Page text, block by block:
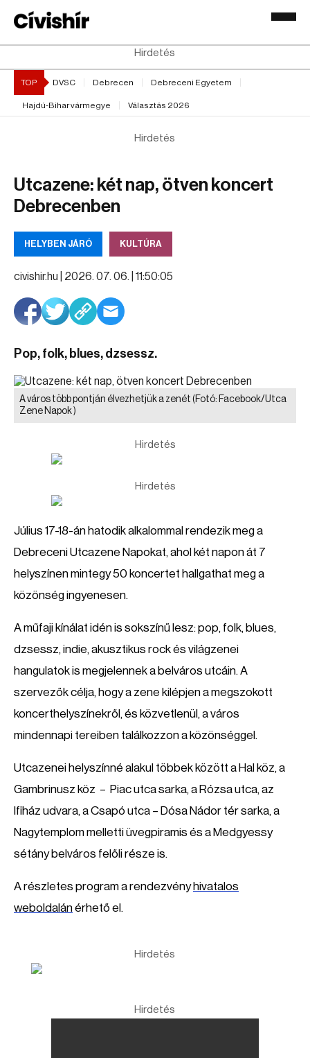
Hirdetés
TOP DVSC Debrecen Debreceni Egyetem
Hajdú-Bihar vármegye Választás 2026
Hirdetés
Utcazene: két nap, ötven koncert
Debrecenben
HELYBEN JÁRÓ KULTÚRA
civishir.hu | 2026. 07. 06. | 11:50:05
Pop, folk, blues, dzsessz.
A város több pontján élvezhetjük a zenét (Fotó: Facebook/Utca
Zene Napok )
Hirdetés
Hirdetés
Július 17-18-án hatodik alkalommal rendezik meg a
Debreceni Utcazene Napokat, ahol két napon át 7
helyszínen mintegy 50 koncertet hallgathat meg a
közönség ingyenesen.
A műfaji kínálat idén is sokszínű lesz: pop, folk, blues,
dzsessz, indie, akusztikus rock és világzenei
hangulatok is megjelennek a belváros utcáin. A
szervezők célja, hogy a zene kilépjen a megszokott
koncerthelyszínekről, és közvetlenül, a város
mindennapi tereiben találkozzon a közönséggel.
Utcazenei helyszínné alakul többek között a Hal köz, a
Gambrinusz köz – Piac utca sarka, a Rózsa utca, az
Ifiház udvara, a Csapó utca – Dósa Nádor tér sarka, a
Nagytemplom melletti üvegpiramis és a Medgyessy
sétány belváros felőli része is.
A részletes program a rendezvény hivatalos
weboldalánérhető el.
Hirdetés
Hirdetés